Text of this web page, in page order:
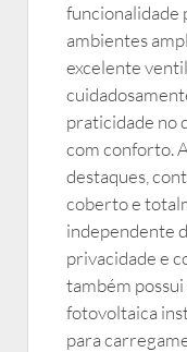
funcionalidade
ambientes
excelente
praticidade no
com conforto.
destaques,
coberto e
independente
privacidade e
também
fotovoltaica
para